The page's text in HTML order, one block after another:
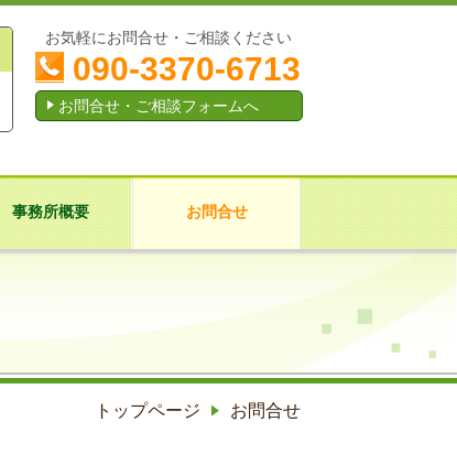
お気軽にお問合せ・ご相談ください
090-3370-6713
お問合せ・ご相談フォームへ
事務所概要 お問合せ
トップページ お問合せ